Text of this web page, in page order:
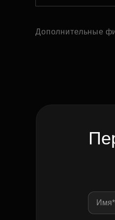
Дополнительные